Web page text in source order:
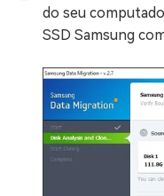
do seu
SSD Samsung